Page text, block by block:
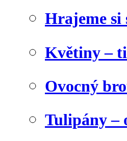
Hrajeme si
Květiny –
Ovocný
Tulipány –